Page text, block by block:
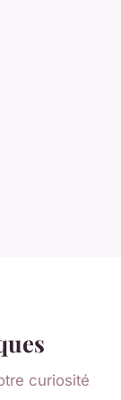
curiosité